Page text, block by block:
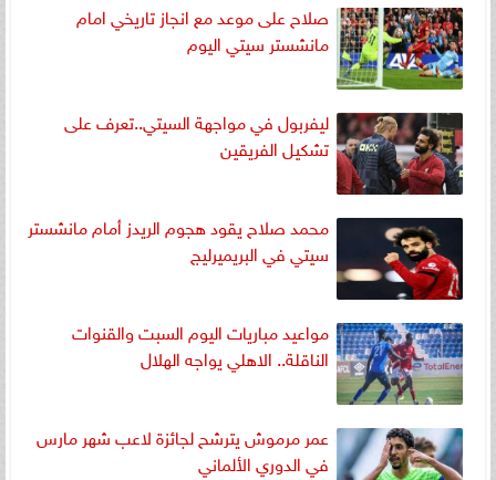
صلاح على موعد مع انجاز تاريخي امام
مانشستر سيتي اليوم
ليفربول في مواجهة السيتي..تعرف على
تشكيل الفريقين
محمد صلاح يقود هجوم الريدز أمام مانشستر
سيتي في البريميرليج
مواعيد مباريات اليوم السبت والقنوات
الناقلة.. الاهلي يواجه الهلال
عمر مرموش يترشح لجائزة لاعب شهر مارس
في الدوري الألماني